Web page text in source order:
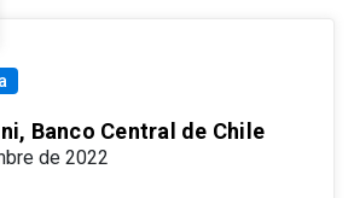
Banco Central de Chile
de 2022